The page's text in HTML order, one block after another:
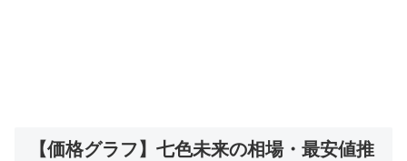
【価格グラフ】七色未来の相場・最安値推